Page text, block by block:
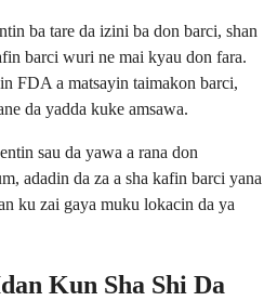
ba tare da izini ba don barci, shan
barci wuri ne mai kyau don fara.
FDA a matsayin taimakon barci,
da yadda kuke amsawa.
sau da yawa a rana don
adadin da za a sha kafin barci yana
ku zai gaya muku lokacin da ya
Kun Sha Shi Da